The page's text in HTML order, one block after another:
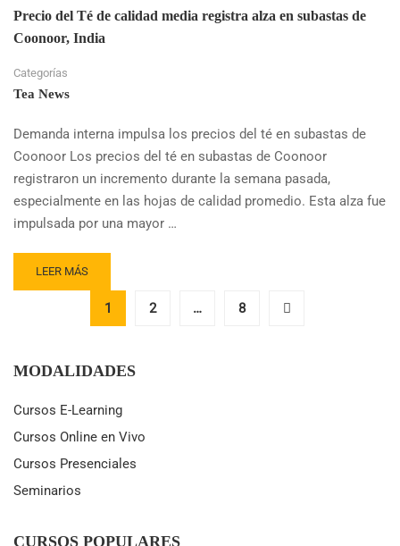
AUMENTAN
A
REGIONALES
Precio del Té de calidad media registra alza en subastas de
Coonoor, India
Categorías
Tea News
Demanda interna impulsa los precios del té en subastas de
Coonoor Los precios del té en subastas de Coonoor
registraron un incremento durante la semana pasada,
especialmente en las hojas de calidad promedio. Esta alza fue
impulsada por una mayor …
READ
MORE
DE
MEDIA
REGISTRA
EN
SUBASTAS
INDIA
LEER MÁS
1 2 … 8
MODALIDADES
Cursos E-Learning
Cursos Online en Vivo
Cursos Presenciales
Seminarios
CURSOS POPULARES